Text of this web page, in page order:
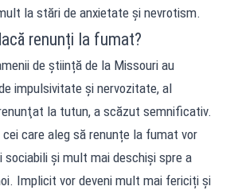
la stări de anxietate și nevrotism.
renunți la fumat?
de știință de la Missouri au
impulsivitate şi nervozitate, al
la tutun, a scăzut semnificativ.
care aleg să renunțe la fumat vor
sociabili și mult mai deschiși spre a
Implicit vor deveni mult mai fericiți și